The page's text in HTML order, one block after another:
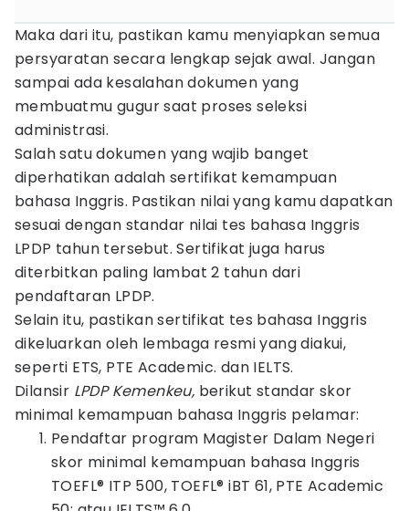
Maka dari itu, pastikan kamu menyiapkan semua
persyaratan secara lengkap sejak awal. Jangan
sampai ada kesalahan dokumen yang
membuatmu gugur saat proses seleksi
administrasi.
Salah satu dokumen yang wajib banget
diperhatikan adalah sertifikat kemampuan
bahasa Inggris. Pastikan nilai yang kamu dapatkan
sesuai dengan standar nilai tes bahasa Inggris
LPDP tahun tersebut. Sertifikat juga harus
diterbitkan paling lambat 2 tahun dari
pendaftaran LPDP.
Selain itu, pastikan sertifikat tes bahasa Inggris
dikeluarkan oleh lembaga resmi yang diakui,
seperti ETS, PTE Academic. dan IELTS.
Dilansir LPDP Kemenkeu, berikut standar skor
minimal kemampuan bahasa Inggris pelamar:
Pendaftar program Magister Dalam Negeri
skor minimal kemampuan bahasa Inggris
TOEFL® ITP 500, TOEFL® iBT 61, PTE Academic